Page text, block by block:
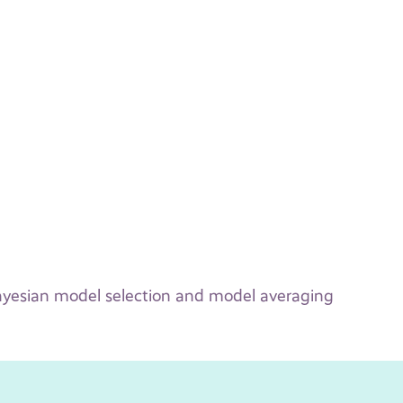
model selection and model averaging